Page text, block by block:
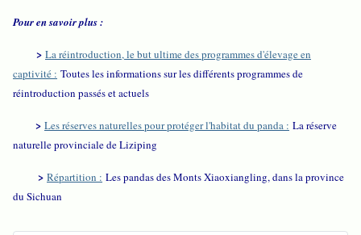
Pour en savoir plus :
> La réintroduction, le but ultime des programmes d'élevage en
captivité : Toutes les informations sur les différents programmes de
réintroduction passés et actuels
> Les réserves naturelles pour protéger l'habitat du panda : La réserve
naturelle provinciale de Liziping
> Répartition : Les pandas des Monts Xiaoxiangling, dans la province
du Sichuan